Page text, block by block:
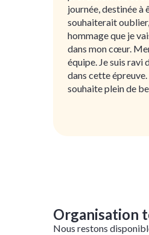
journée, destinée à
souhaiterait
hommage que je
dans mon cœur.
équipe. Je suis ravi
dans cette
souhaite plein de
Organisation
Nous restons